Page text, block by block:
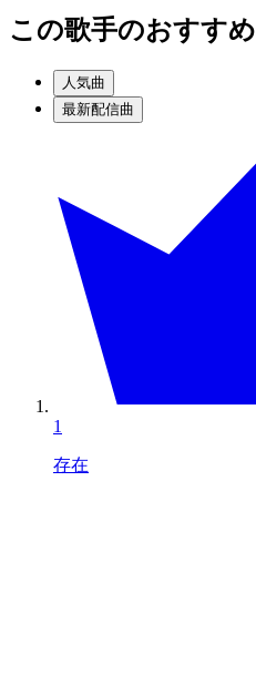
この歌手のおすすめ
人気曲
最新配信曲
1
存在